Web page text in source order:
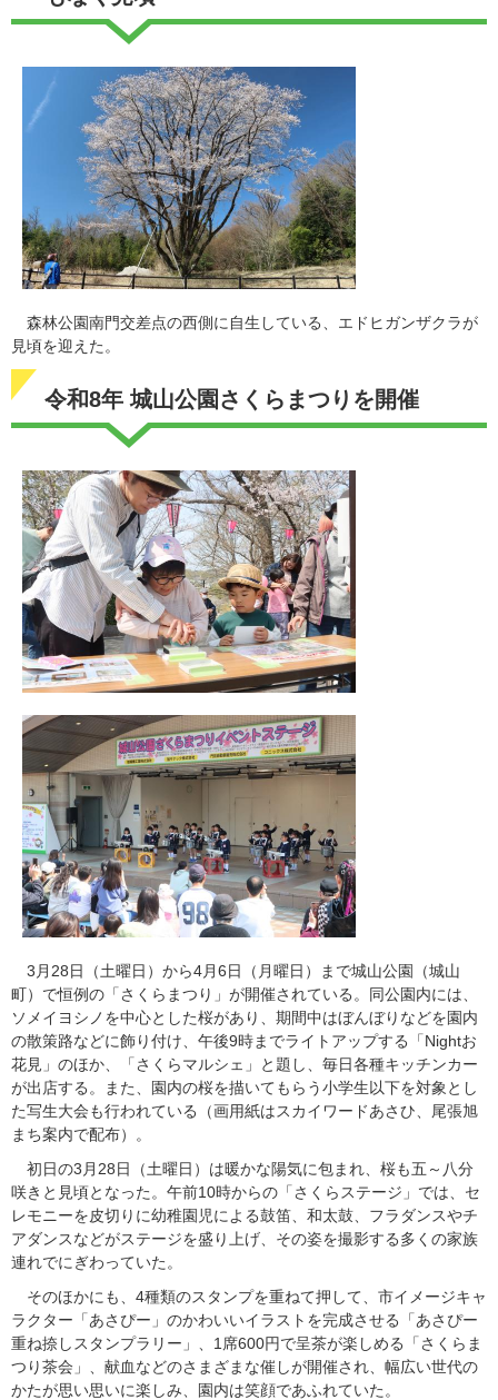
森林公園南門交差点の西側に自生している、エドヒガンザクラが
見頃を迎えた。
令和8年 城山公園さくらまつりを開催
3月28日（土曜日）から4月6日（月曜日）まで城山公園（城山
町）で恒例の「さくらまつり」が開催されている。同公園内には、
ソメイヨシノを中心とした桜があり、期間中はぼんぼりなどを園内
の散策路などに飾り付け、午後9時までライトアップする「Nightお
花見」のほか、「さくらマルシェ」と題し、毎日各種キッチンカー
が出店する。また、園内の桜を描いてもらう小学生以下を対象とし
た写生大会も行われている（画用紙はスカイワードあさひ、尾張旭
まち案内で配布）。
初日の3月28日（土曜日）は暖かな陽気に包まれ、桜も五～八分
咲きと見頃となった。午前10時からの「さくらステージ」では、セ
レモニーを皮切りに幼稚園児による鼓笛、和太鼓、フラダンスやチ
アダンスなどがステージを盛り上げ、その姿を撮影する多くの家族
連れでにぎわっていた。
そのほかにも、4種類のスタンプを重ねて押して、市イメージキャ
ラクター「あさぴー」のかわいいイラストを完成させる「あさぴー
重ね捺しスタンプラリー」、1席600円で呈茶が楽しめる「さくらま
つり茶会」、献血などのさまざまな催しが開催され、幅広い世代の
かたが思い思いに楽しみ、園内は笑顔であふれていた。